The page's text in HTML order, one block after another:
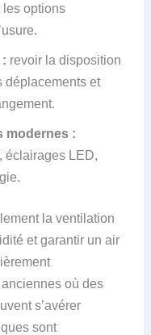
options
revoir la disposition
déplacements et
modernes :
éclairages LED,
la ventilation
et garantir un air
où des
s’avérer
sont